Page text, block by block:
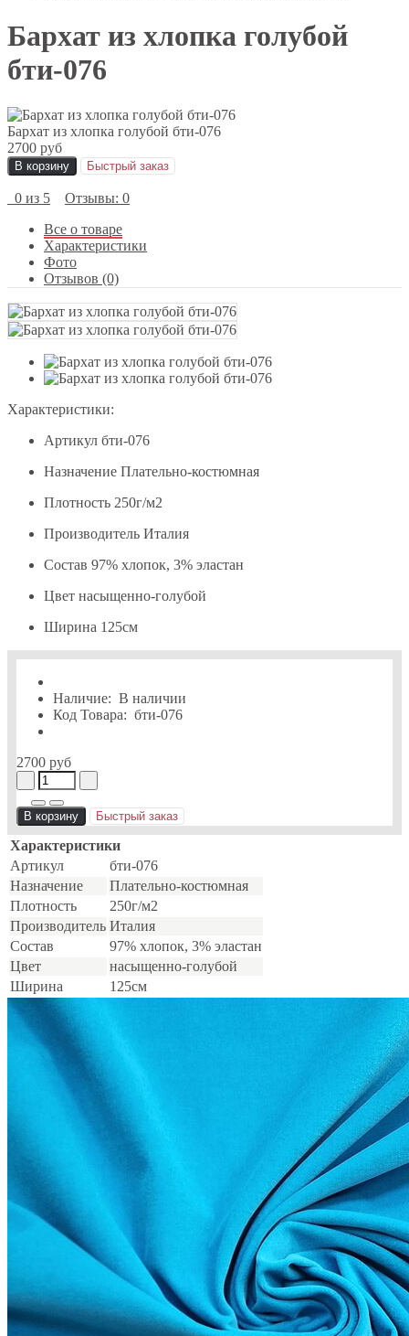
Бархат из хлопка голубой
бти-076
Бархат из хлопка голубой бти-076
2700 руб
В корзину Быстрый заказ
0 из 5
Отзывы: 0
Все о товаре
Характеристики
Фото
Отзывов (0)
Характеристики:
Артикул бти-076
Назначение Плательно-костюмная
Плотность 250г/м2
Производитель Италия
Состав 97% хлопок, 3% эластан
Цвет насыщенно-голубой
Ширина 125см
Наличие: В наличии
Код Товара: бти-076
2700 руб
В корзину Быстрый заказ
Характеристики
Артикул
бти-076
Назначение
Плательно-костюмная
Плотность
250г/м2
Производитель Италия
Состав
97% хлопок, 3% эластан
Цвет
насыщенно-голубой
Ширина
125см